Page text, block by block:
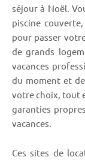
séjour à Noël.
piscine
pour passer
de grands
vacances
du moment et
votre choix, tout
garanties
vacances.
Ces sites de